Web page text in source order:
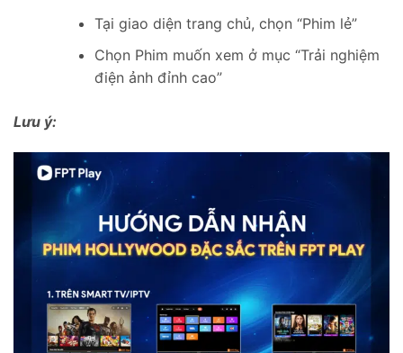
Tại giao diện trang chủ, chọn “Phim lẻ”
Chọn Phim muốn xem ở mục “Trải nghiệm
điện ảnh đỉnh cao”
Lưu ý: